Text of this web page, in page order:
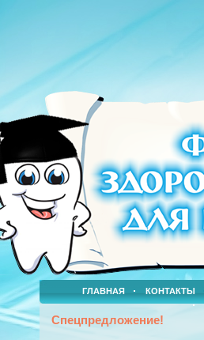
ГЛАВНАЯ КОНТАКТЫ
Спецпредложение!